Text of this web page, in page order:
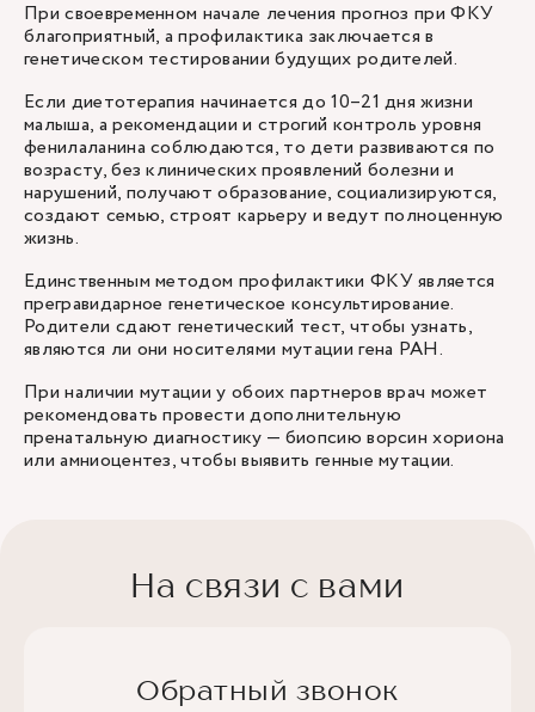
При своевременном начале лечения прогноз при ФКУ
благоприятный, а профилактика заключается в
генетическом тестировании будущих родителей.
Если диетотерапия начинается до 10–21 дня жизни
малыша, а рекомендации и строгий контроль уровня
фенилаланина соблюдаются, то дети развиваются по
возрасту, без клинических проявлений болезни и
нарушений, получают образование, социализируются,
создают семью, строят карьеру и ведут полноценную
жизнь.
Единственным методом профилактики ФКУ является
прегравидарное генетическое консультирование.
Родители сдают генетический тест, чтобы узнать,
являются ли они носителями мутации гена PAH.
При наличии мутации у обоих партнеров врач может
рекомендовать провести дополнительную
пренатальную диагностику — биопсию ворсин хориона
или амниоцентез, чтобы выявить генные мутации.
На связи с вами
Обратный звонок